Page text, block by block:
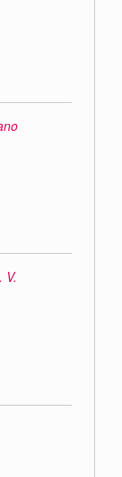
V.